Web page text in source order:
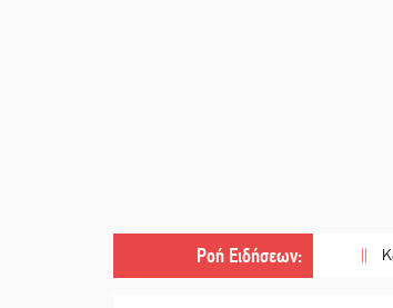
Ροή Ειδήσεων:
|| Kastoras